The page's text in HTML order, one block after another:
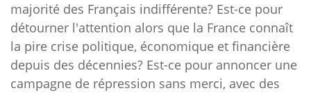
majorité des Français indifférente? Est-ce pour
détourner l'attention alors que la France connaît
la pire crise politique, économique et financière
depuis des décennies? Est-ce pour annoncer une
campagne de répression sans merci, avec des